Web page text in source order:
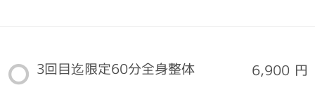
3回目迄限定60分全身整体 6,900 円